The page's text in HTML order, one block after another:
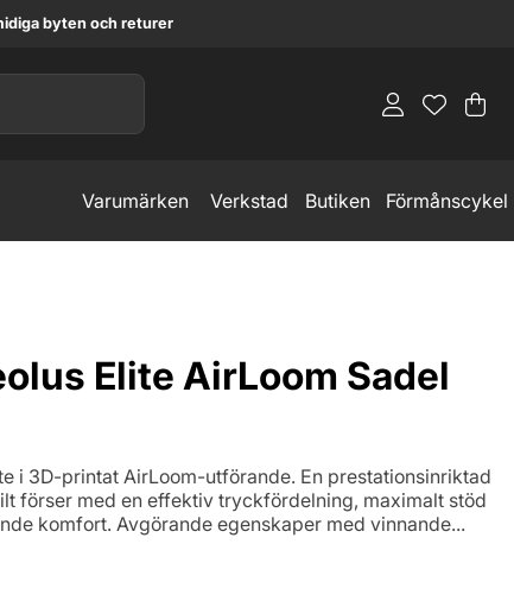
byten och returer
.
Varumärken Verkstad Butiken Förmånscykel
Elite AirLoom Sadel
i 3D-printat AirLoom-utförande. En prestationsinriktad
förser med en effektiv tryckfördelning, maximalt stöd
komfort. Avgörande egenskaper med vinnande...